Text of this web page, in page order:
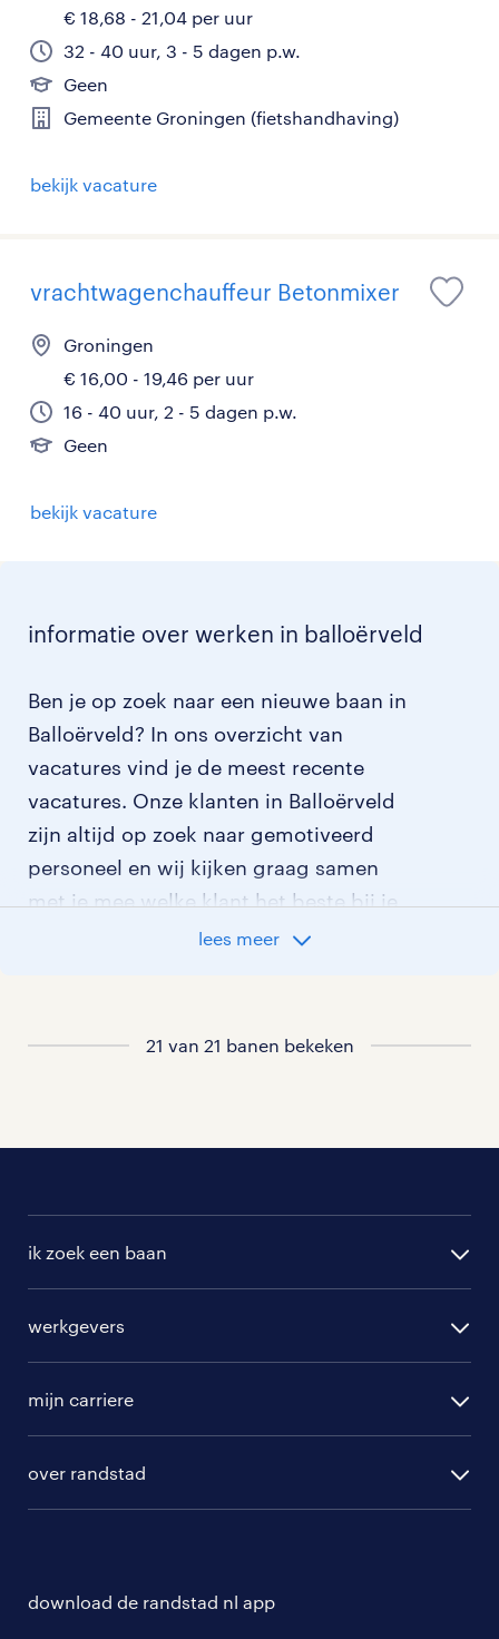
€ 18,68 - 21,04 per uur
32 - 40 uur, 3 - 5 dagen p.w.
Geen
Gemeente Groningen (fietshandhaving)
bekijk vacature
vrachtwagenchauffeur Betonmixer
Groningen
€ 16,00 - 19,46 per uur
16 - 40 uur, 2 - 5 dagen p.w.
Geen
bekijk vacature
informatie over werken in balloërveld
Ben je op zoek naar een nieuwe baan in
Balloërveld? In ons overzicht van
vacatures vind je de meest recente
vacatures. Onze klanten in Balloërveld
zijn altijd op zoek naar gemotiveerd
personeel en wij kijken graag samen
met je mee welke klant het beste bij je
vacatures in Eleveld
vacatures in Gieten
vacatures in Eext
lees meer
21 van 21 banen bekeken
ik zoek een baan
randstad professional
werkgevers
hr-diensten
tarieven
mijn carriere
solliciteren
over randstad
download de randstad nl app